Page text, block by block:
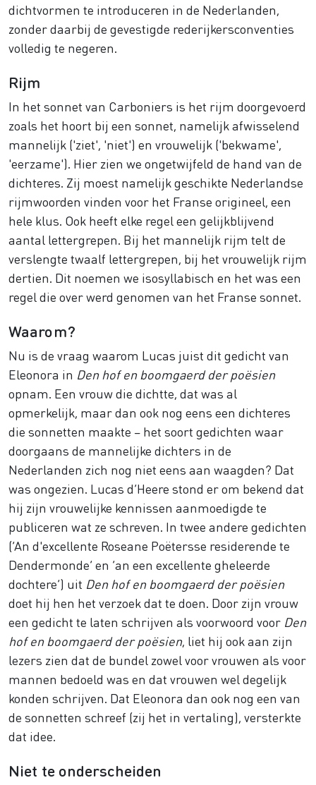
dichtvormen te introduceren in de Nederlanden,
zonder daarbij de gevestigde rederijkersconventies
volledig te negeren.
Rijm
In het sonnet van Carboniers is het rijm doorgevoerd
zoals het hoort bij een sonnet, namelijk afwisselend
mannelijk ('ziet', 'niet') en vrouwelijk ('bekwame',
'eerzame'). Hier zien we ongetwijfeld de hand van de
dichteres. Zij moest namelijk geschikte Nederlandse
rijmwoorden vinden voor het Franse origineel, een
hele klus. Ook heeft elke regel een gelijkblijvend
aantal lettergrepen. Bij het mannelijk rijm telt de
verslengte twaalf lettergrepen, bij het vrouwelijk rijm
dertien. Dit noemen we isosyllabisch en het was een
regel die over werd genomen van het Franse sonnet.
Waarom?
Nu is de vraag waarom Lucas juist dit gedicht van
Eleonora in Den hof en boomgaerd der poësien
opnam. Een vrouw die dichtte, dat was al
opmerkelijk, maar dan ook nog eens een dichteres
die sonnetten maakte – het soort gedichten waar
doorgaans de mannelijke dichters in de
Nederlanden zich nog niet eens aan waagden? Dat
was ongezien. Lucas d’Heere stond er om bekend dat
hij zijn vrouwelijke kennissen aanmoedigde te
publiceren wat ze schreven. In twee andere gedichten
(‘An d'excellente Roseane Poëtersse residerende te
Dendermonde’ en ‘an een excellente gheleerde
dochtere’) uit Den hof en boomgaerd der poësien
doet hij hen het verzoek dat te doen. Door zijn vrouw
een gedicht te laten schrijven als voorwoord voor Den
hof en boomgaerd der poësien, liet hij ook aan zijn
lezers zien dat de bundel zowel voor vrouwen als voor
mannen bedoeld was en dat vrouwen wel degelijk
konden schrijven. Dat Eleonora dan ook nog een van
de sonnetten schreef (zij het in vertaling), versterkte
dat idee.
Niet te onderscheiden